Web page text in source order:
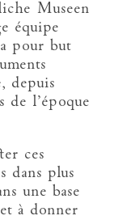
Museen
équipe
a pour but
depuis
de l’époque
ces
dans plus
une base
à donner